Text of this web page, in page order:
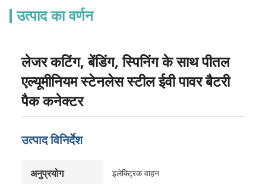
उत्पाद का वर्णन
लेजर कटिंग, बेंडिंग, स्पिनिंग के साथ पीतल
एल्यूमीनियम स्टेनलेस स्टील ईवी पावर बैटरी
पैक कनेक्टर
उत्पाद विनिर्देश
अनुप्रयोग इलेक्ट्रिक वाहन